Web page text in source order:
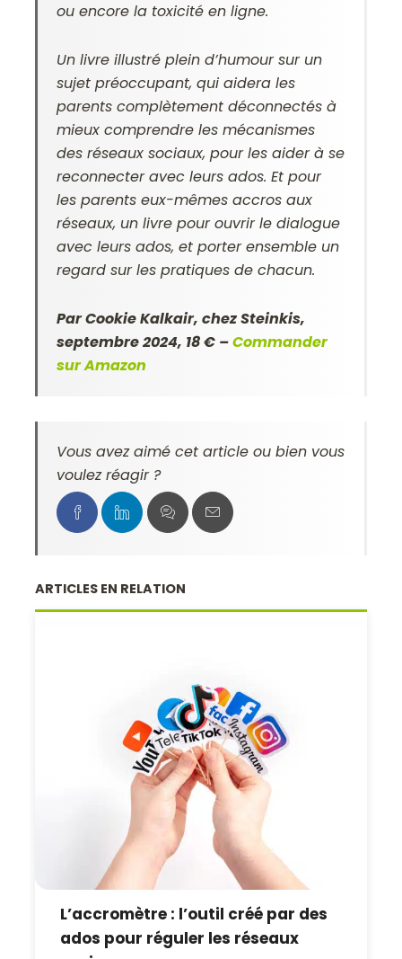
ou encore la toxicité en ligne.
Un livre illustré plein d’humour sur un
sujet préoccupant, qui aidera les
parents complètement déconnectés à
mieux comprendre les mécanismes
des réseaux sociaux, pour les aider à se
reconnecter avec leurs ados. Et pour
les parents eux-mêmes accros aux
réseaux, un livre pour ouvrir le dialogue
avec leurs ados, et porter ensemble un
regard sur les pratiques de chacun.
Par Cookie Kalkair, chez Steinkis,
septembre 2024, 18 € –Commander
sur Amazon
Vous avez aimé cet article ou bien vous
voulez réagir ?
ARTICLES EN RELATION
L’accromètre : l’outil créé par des
ados pour réguler les réseaux